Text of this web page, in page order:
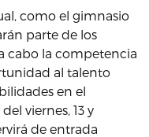
como el gimnasio
parte de los
cabo la competencia
al talento
en el
viernes, 13 y
de entrada